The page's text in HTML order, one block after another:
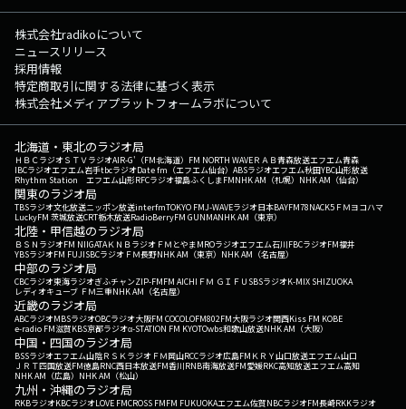
株式会社radikoについて
ニュースリリース
採用情報
特定商取引に関する法律に基づく表示
株式会社メディアプラットフォームラボについて
北海道・東北のラジオ局
ＨＢＣラジオＳＴＶラジオAIR-G'（FM北海道） FM NORTH WAVEＲＡＢ青森放送エフエム青森
IBCラジオエフエム岩手tbcラジオDate fm（エフエム仙台） ABSラジオエフエム秋田YBC山形放送
Rhythm Station エフエム山形RFCラジオ福島ふくしまFMNHK AM（札幌） NHK AM（仙台）
関東のラジオ局
TBSラジオ文化放送ニッポン放送interfmTOKYO FMJ-WAVEラジオ日本BAYFM78NACK5 ＦＭヨコハマ
LuckyFM 茨城放送CRT栃木放送RadioBerryFM GUNMANHK AM（東京）
北陸・甲信越のラジオ局
ＢＳＮラジオFM NIIGATAＫＮＢラジオ ＦＭとやまMROラジオエフエム石川FBCラジオFM福井
YBSラジオFM FUJISBCラジオ ＦＭ長野NHK AM（東京） NHK AM（名古屋）
中部のラジオ局
CBCラジオ東海ラジオぎふチャンZIP-FMFM AICHI ＦＭ ＧＩＦＵ SBSラジオK-MIX SHIZUOKA
レディオキューブ ＦＭ三重NHK AM（名古屋）
近畿のラジオ局
ABCラジオMBSラジオOBCラジオ大阪FM COCOLOFM802FM大阪ラジオ関西Kiss FM KOBE
e-radio FM滋賀KBS京都ラジオα-STATION FM KYOTOwbs和歌山放送NHK AM（大阪）
中国・四国のラジオ局
BSSラジオエフエム山陰ＲＳＫラジオ ＦＭ岡山RCCラジオ広島FM ＫＲＹ山口放送エフエム山口
ＪＲＴ四国放送FM徳島RNC西日本放送FM香川RNB南海放送FM愛媛RKC高知放送エフエム高知
NHK AM（広島） NHK AM（松山）
九州・沖縄のラジオ局
RKBラジオKBCラジオLOVE FMCROSS FMFM FUKUOKAエフエム佐賀NBCラジオFM長崎RKKラジオ